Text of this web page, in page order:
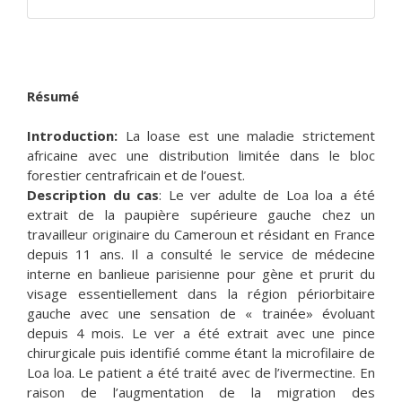
Résumé
Introduction: La loase est une maladie strictement
africaine avec une distribution limitée dans le bloc
forestier centrafricain et de l’ouest.
Description du cas: Le ver adulte de Loa loa a été
extrait de la paupière supérieure gauche chez un
travailleur originaire du Cameroun et résidant en France
depuis 11 ans. Il a consulté le service de médecine
interne en banlieue parisienne pour gène et prurit du
visage essentiellement dans la région périorbitaire
gauche avec une sensation de « trainée» évoluant
depuis 4 mois. Le ver a été extrait avec une pince
chirurgicale puis identifié comme étant la microfilaire de
Loa loa. Le patient a été traité avec de l’ivermectine. En
raison de l’augmentation de la migration des